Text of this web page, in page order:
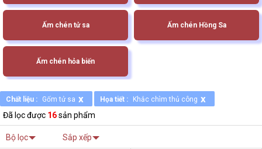
Ấm chén tử sa Ấm chén Hồng Sa
Ấm chén hỏa biến
Chất liệu : Gốm tử sa x Họa tiết : Khắc chìm thủ công x
Đã lọc được 16sản phẩm
Bộ lọc Sắp xếp